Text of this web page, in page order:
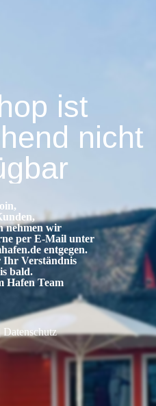
ist
nicht
nehmen wir
per E-Mail unter
entgegen.
Ihr Verständnis
bald.
Hafen Team
Datenschutz